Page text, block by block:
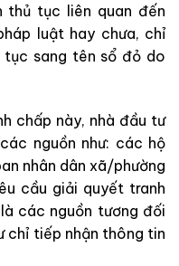
thủ tục liên quan đến
luật hay chưa, chỉ
sang tên sổ đỏ do
chấp này, nhà đầu tư
nguồn như: các hộ
nhân dân xã/phường
cầu giải quyết tranh
các nguồn tương đối
chỉ tiếp nhận thông tin